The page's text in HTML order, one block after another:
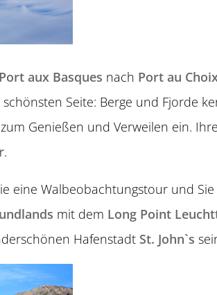
Port aux Basques nach Port au
Seite: Berge und Fjorde
Genießen und Verweilen ein. Ihre
.
eine Walbeobachtungstour und
mit dem Long Point
Hafenstadt St. John`s